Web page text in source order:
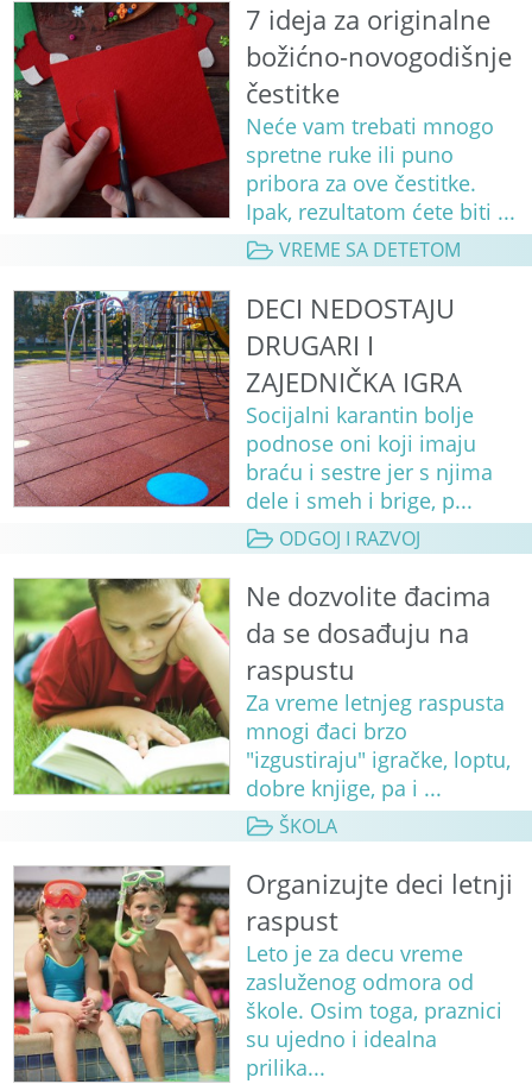
7 ideja za originalne
božićno-novogodišnje
čestitke
Neće vam trebati mnogo
spretne ruke ili puno
pribora za ove čestitke.
Ipak, rezultatom ćete biti ...
VREME SA DETETOM
DECI NEDOSTAJU
DRUGARI I
ZAJEDNIČKA IGRA
Socijalni karantin bolje
podnose oni koji imaju
braću i sestre jer s njima
dele i smeh i brige, p...
ODGOJ I RAZVOJ
Ne dozvolite đacima
da se dosađuju na
raspustu
Za vreme letnjeg raspusta
mnogi đaci brzo
"izgustiraju" igračke, loptu,
dobre knjige, pa i ...
ŠKOLA
Organizujte deci letnji
raspust
Leto je za decu vreme
zasluženog odmora od
škole. Osim toga, praznici
su ujedno i idealna
prilika...